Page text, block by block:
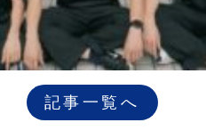
記事一覧へ